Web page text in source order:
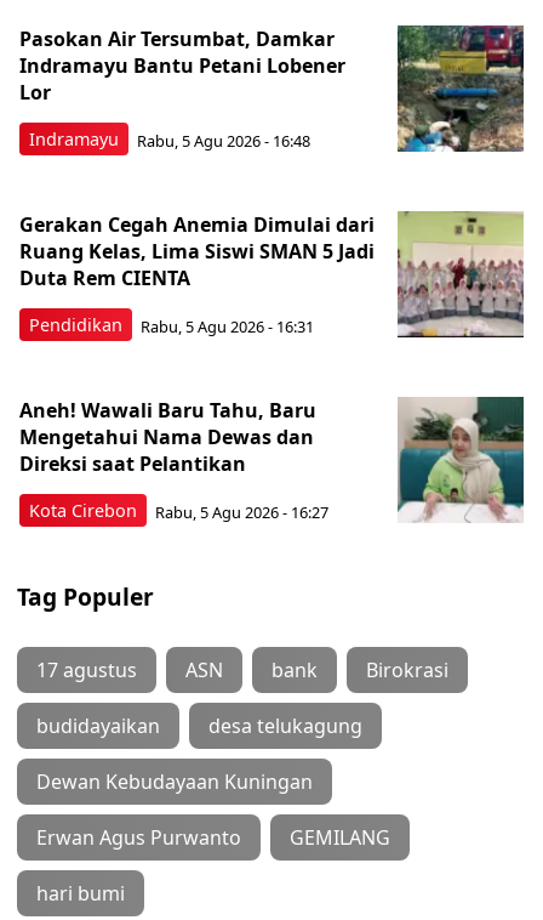
Indramayu
Pasokan Air Tersumbat, Damkar
Indramayu Bantu Petani Lobener
Lor
Rabu, 5 Agu 2026 - 16:48
Pendidikan
Gerakan Cegah Anemia Dimulai dari
Ruang Kelas, Lima Siswi SMAN 5 Jadi
Duta Rem CIENTA
Rabu, 5 Agu 2026 - 16:31
Kota Cirebon
Aneh! Wawali Baru Tahu, Baru
Mengetahui Nama Dewas dan
Direksi saat Pelantikan
Rabu, 5 Agu 2026 - 16:27
Tag Populer
17 agustus ASN bank Birokrasi
budidayaikan desa telukagung
Dewan Kebudayaan Kuningan
Erwan Agus Purwanto GEMILANG
hari bumi